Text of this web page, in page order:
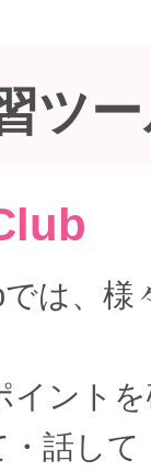
ツ
は、様
イント
話して